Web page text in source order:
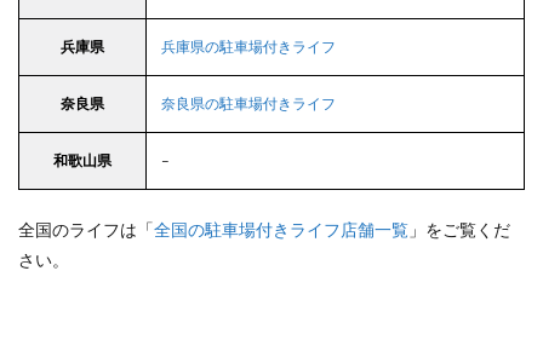
兵庫県 兵庫県の駐車場付きライフ
奈良県 奈良県の駐車場付きライフ
和歌山県 –
全国のライフは「全国の駐車場付きライフ店舗一覧 」をご覧くだ
さい。